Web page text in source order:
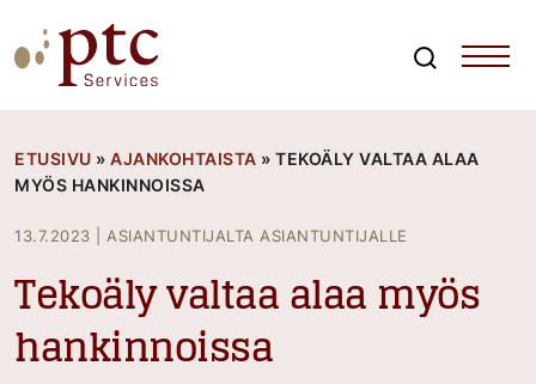
to
content
ETUSIVU » AJANKOHTAISTA » TEKOÄLY VALTAA ALAA
MYÖS HANKINNOISSA
13.7.2023 ASIANTUNTIJALTA ASIANTUNTIJALLE
Tekoäly valtaa alaa myös
hankinnoissa